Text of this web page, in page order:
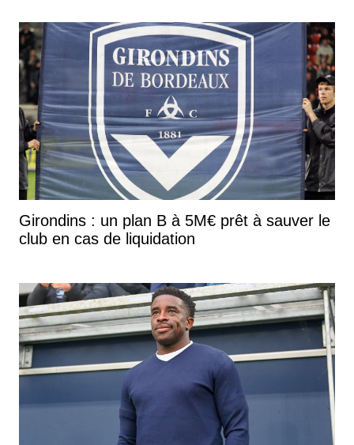
Girondins : un plan B à 5M€ prêt à sauver le
club en cas de liquidation